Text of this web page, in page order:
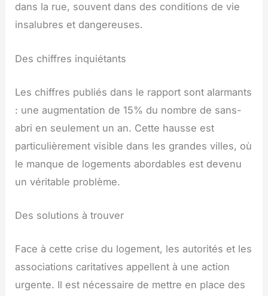
dans la rue, souvent dans des conditions de vie
insalubres et dangereuses.
Des chiffres inquiétants
Les chiffres publiés dans le rapport sont alarmants
: une augmentation de 15% du nombre de sans-
abri en seulement un an. Cette hausse est
particulièrement visible dans les grandes villes, où
le manque de logements abordables est devenu
un véritable problème.
Des solutions à trouver
Face à cette crise du logement, les autorités et les
associations caritatives appellent à une action
urgente. Il est nécessaire de mettre en place des